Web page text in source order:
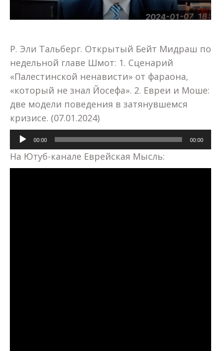
Р. Эли Тальберг. Открытый Бейт Мидраш по
недельной главе Шмот: 1. Сценарий
«Палестинской ненависти» от фараона,
«который не знал Йосефа». 2. Евреи и Моше:
две модели поведения в затянувшемся
кризисе. (07.01.2024)
Аудиоплеер
00:00 00:00
На Ютуб-канале Еврейская Мысль: